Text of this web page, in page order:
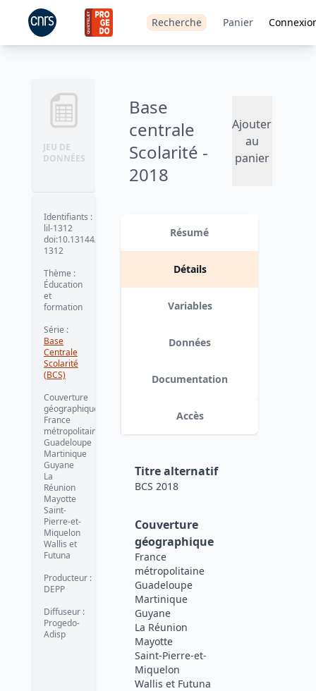
Recherche Panier
JEU DE
DONNÉES
Base
centrale
Scolarité -
2018
Ajouter
au
panier
Identifiants :
lil-1312
doi:10.13144/lil-
1312
Thème :
Éducation
et
formation
Série :
Base
Centrale
Scolarité
(BCS)
Couverture
géographique
France
métropolitaine
Guadeloupe
Martinique
Guyane
La
Réunion
Mayotte
Saint-
Pierre-et-
Miquelon
Wallis et
Futuna
Producteur :
DEPP
Diffuseur :
Progedo-
Adisp
Résumé
Détails
Variables
Données
Documentation
Accès
Titre alternatif
BCS 2018
Couverture
géographique
France
métropolitaine
Guadeloupe
Martinique
Guyane
La Réunion
Mayotte
Saint-Pierre-et-
Miquelon
Wallis et Futuna